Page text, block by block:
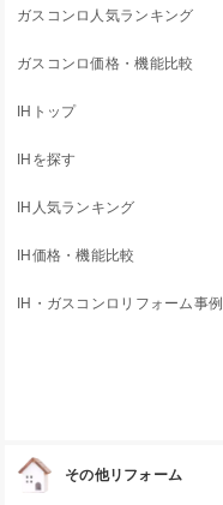
ガスコンロ人気ランキング
ガスコンロ価格・機能比較
IHトップ
IHを探す
IH人気ランキング
IH価格・機能比較
IH・ガスコンロリフォーム事例
その他リフォーム